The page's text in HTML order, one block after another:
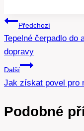
Navigace
pro
příspěvek
Předchozí
Tepelné čerpadlo do
dopravy
Další
Jak získat povel pro
Podobné